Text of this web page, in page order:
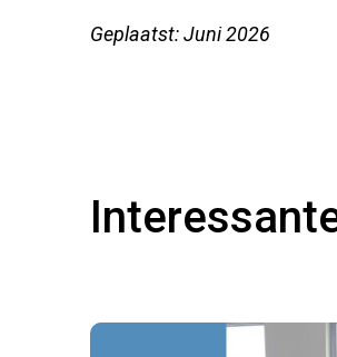
Geplaatst: Juni 2026